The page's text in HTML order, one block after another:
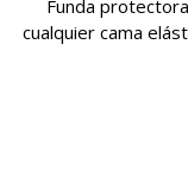
Funda
cualquier cama